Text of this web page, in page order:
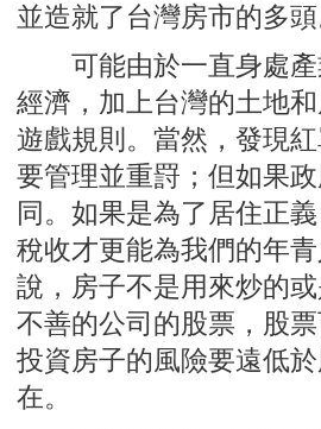
並造就了台灣房市的多頭
可能由於一直身處產
經濟，加上台灣的土地
遊戲規則。當然，發現
要管理並重罸；但如果
同。如果是為了居住正
稅收才更能為我們的年
說，房子不是用來炒的
不善的公司的股票，股
投資房子的風險要遠低
在。